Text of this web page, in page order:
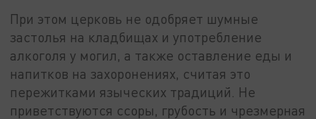
При этом церковь не одобряет шумные
застолья на кладбищах и употребление
алкоголя у могил, а также оставление еды и
напитков на захоронениях, считая это
пережитками языческих традиций. Не
приветствуются ссоры, грубость и чрезмерная